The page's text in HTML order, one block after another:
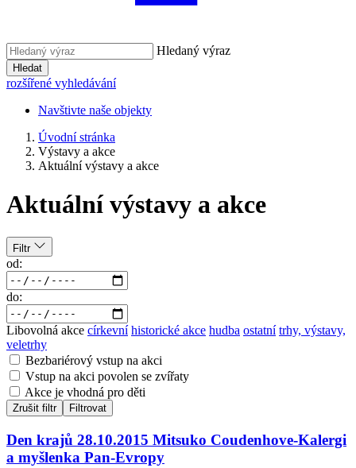
Hledaný výraz
Hledat
rozšířené vyhledávání
Navštivte naše objekty
Úvodní stránka
Výstavy a akce
Aktuální výstavy a akce
Aktuální výstavy a akce
Filtr
od:
do:
Libovolná akce církevní historické akce hudba ostatní trhy, výstavy,
veletrhy
Bezbariérový vstup na akci
Vstup na akci povolen se zvířaty
Akce je vhodná pro děti
Zrušit filtr Filtrovat
Den krajů 28.10.2015 Mitsuko Coudenhove-Kalergi
a myšlenka Pan-Evropy